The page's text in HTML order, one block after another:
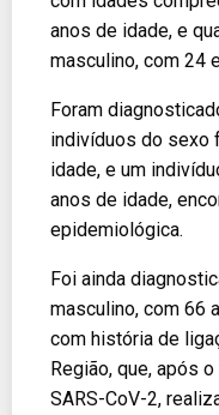
anos de idade, e
masculino, com 24
Foram
indivíduos do sexo
idade, e um
anos de idade,
epidemiológica.
Foi ainda
masculino, com 66
com história de
Região, que, após
SARS-CoV-2,